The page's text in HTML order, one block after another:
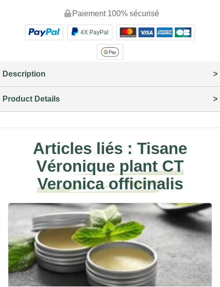
Paiement 100% sécurisé
4X PayPal
Description
Product Details
Articles liés : Tisane
Véronique plant CT
Veronica officinalis